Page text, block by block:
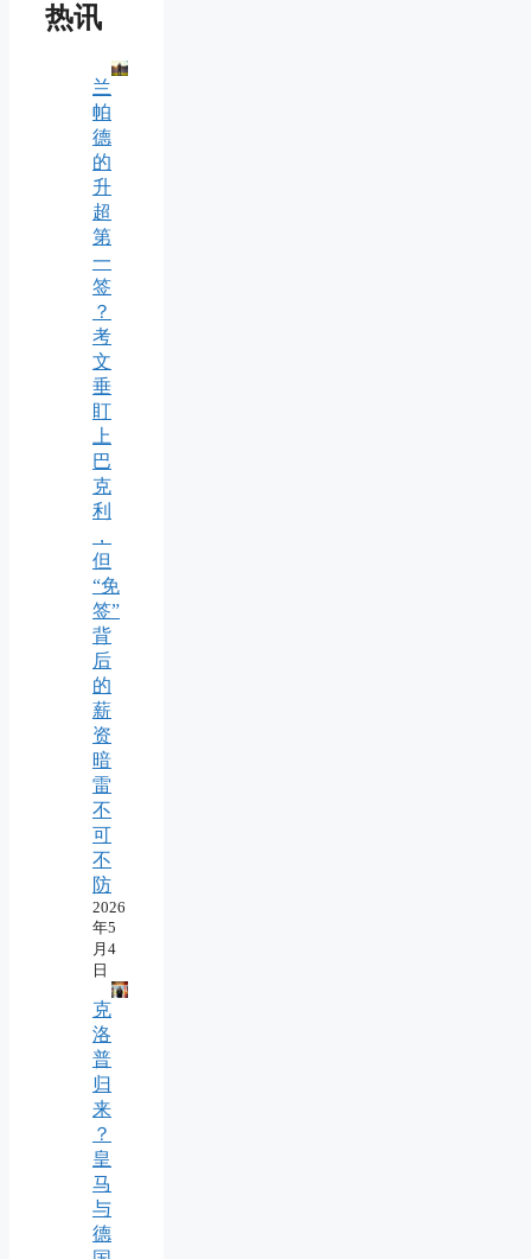
热讯
兰
帕
德
的
升
超
第
一
签
？
考
文
垂
盯
上
巴
克
利
，
但
“免
签”
背
后
的
薪
资
暗
雷
不
可
不
防
2026
年5
月4
日
克
洛
普
归
来
？
皇
马
与
德